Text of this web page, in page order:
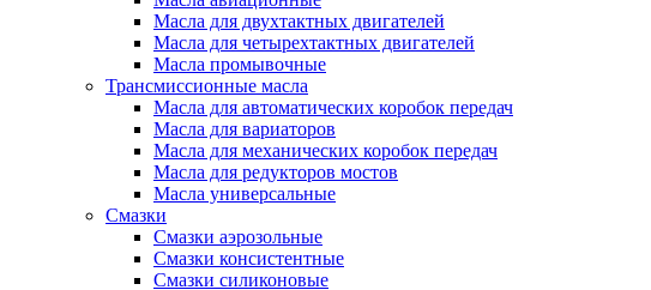
Масла для двухтактных двигателей
Масла для четырехтактных двигателей
Масла промывочные
Трансмиссионные масла
Масла для автоматических коробок передач
Масла для вариаторов
Масла для механических коробок передач
Масла для редукторов мостов
Масла универсальные
Cмазки
Смазки аэрозольные
Смазки консистентные
Смазки силиконовые